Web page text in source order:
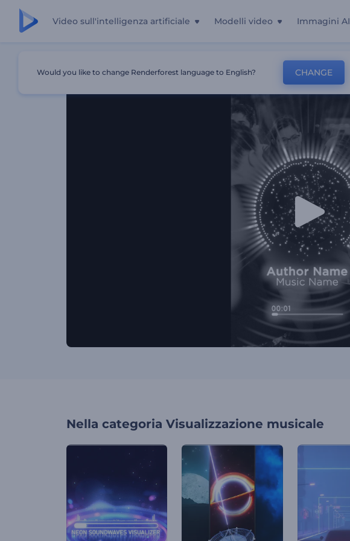
Video sull'intelligenza artificiale Modelli video Immagini AI
Nella categoria Visualizzazione musicale
Would you like to change Renderforest language to English? CHANGE